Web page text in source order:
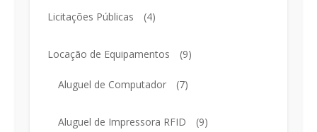
Licitações Públicas (4)
Locação de Equipamentos (9)
Aluguel de Computador (7)
Aluguel de Impressora RFID (9)